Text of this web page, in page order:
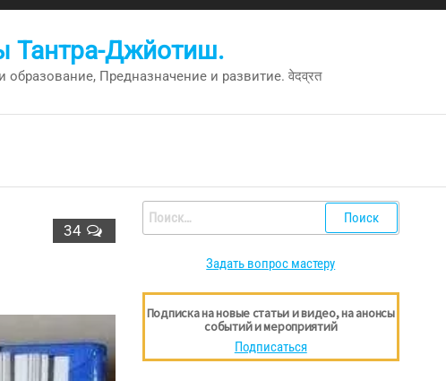
Тантра-Джйотиш.
Предназначение и развитие. वेदव्रत
34
Найти:
Задать вопрос мастеру
Подписка на новые статьи и видео, на анонсы
событий и мероприятий
Подписаться